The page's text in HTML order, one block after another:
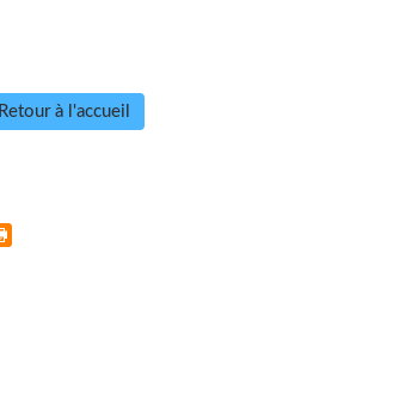
Retour à l'accueil